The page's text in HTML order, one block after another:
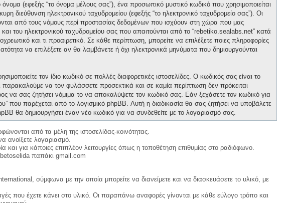
(εφεξής “το όνομα μέλους σας”), ένα προσωπικό μυστικό κωδικό που χρησιμοποιείται
διεύθυνση ηλεκτρονικού ταχυδρομείου (εφεξής “το ηλεκτρονικό ταχυδρομείο σας”). Οι
από τους νόμους περί προστασίας δεδομένων που ισχύουν στη χώρα που μας
του ηλεκτρονικού ταχυδρομείου σας που απαιτούνται από το “rebetiko.sealabs.net” κατά
και τι προαιρετικό. Σε κάθε περίπτωση, μπορείτε να επιλέξετε ποιες πληροφορίες
να επιλέξετε αν θα λαμβάνετε ή όχι ηλεκτρονικά μηνύματα που δημιουργούνται
τον ίδιο κωδικό σε πολλές διαφορετικές ιστοσελίδες. Ο κωδικός σας είναι το
να τον φυλάσσετε προσεκτικά και σε καμία περίπτωση δεν πρόκειται
να σας ζητήσει νόμιμα το να αποκαλύψετε τον κωδικό σας. Εάν ξεχάσετε τον κωδικό για
που παρέχεται από το λογισμικό phpBB. Αυτή η διαδικασία θα σας ζητήσει να υποβάλετε
θα δημιουργήσει έναν νέο κωδικό για να συνδεθείτε με το λογαριασμό σας.
από τα μέλη της ιστοσελίδας-κοινότητας.
ανοίξετε λογαριασμό.
για κάποιες επιπλέον λειτουργίες όπως η τοποθέτηση επιθυμίας στο ραδιόφωνο.
παπάκι gmail.com
σύμφωνα με την οποία μπορείτε να διανείμετε και να διασκευάσετε το υλικό, με
που έχετε κάνει στο υλικό. Οι παραπάνω αναφορές γίνονται με κάθε εύλογο τρόπο και